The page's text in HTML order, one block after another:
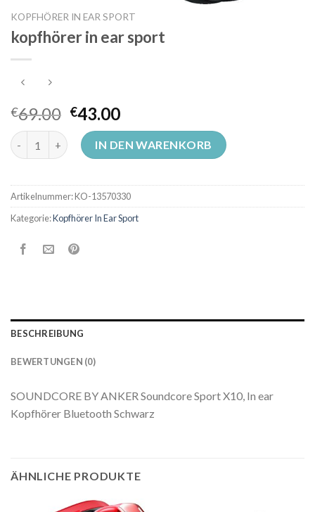
KOPFHÖRER IN EAR SPORT
kopfhörer in ear sport
€69.00 €43.00
kopfhörer in ear sport MengeIN DEN WARENKORB
Artikelnummer:KO-13570330
Kategorie:Kopfhörer In Ear Sport
BESCHREIBUNG
BEWERTUNGEN (0)
SOUNDCORE BY ANKER Soundcore Sport X10, In ear
Kopfhörer Bluetooth Schwarz
ÄHNLICHE PRODUKTE